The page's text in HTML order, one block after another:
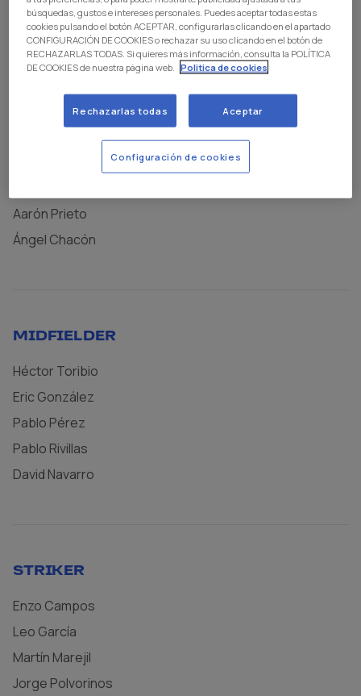
GOALKEEPER
Pablo Jiménez
Aarón Prieto
Ángel Chacón
MIDFIELDER
Héctor Toribio
Eric González
Pablo Pérez
Pablo Rivillas
David Navarro
STRIKER
Enzo Campos
Leo García
Martín Marejil
Jorge Polvorinos
búsquedas, gustos e intereses personales. Puedes aceptar todas estas
cookies pulsando el botón ACEPTAR, configurarlas clicando en el apartado
CONFIGURACIÓN DE COOKIES o rechazar su uso clicando en el botón de
RECHAZARLAS TODAS. Si quieres más información, consulta la POLÍTICA
DE COOKIES de nuestra página web.
Politica de cookies
Rechazarlas todas Aceptar
Configuración de cookies